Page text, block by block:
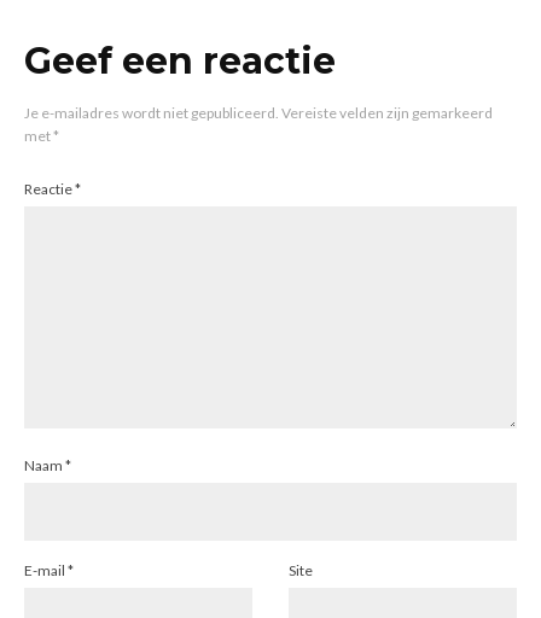
Geef een reactie
Je e-mailadres wordt niet gepubliceerd. Vereiste velden zijn gemarkeerd
met*
Reactie*
Naam *
E-mail * Site